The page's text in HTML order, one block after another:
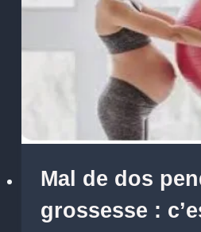
Mal de dos
grossesse :